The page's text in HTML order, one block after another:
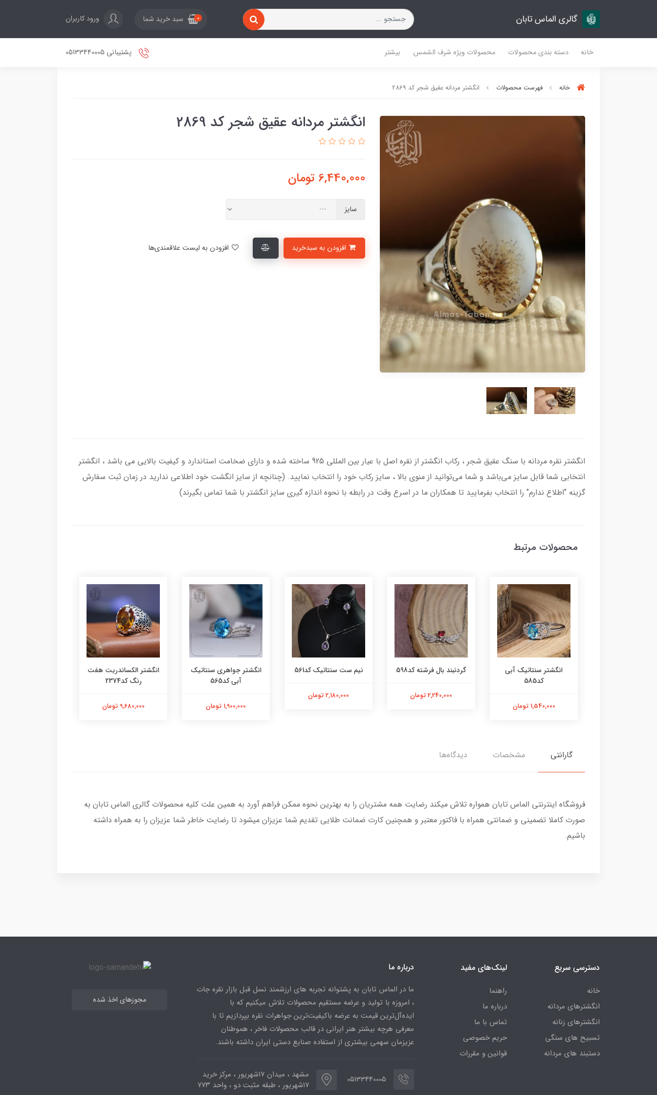
گالری الماس تابان 0 سبد خرید شما ورود کاربران
خانه دسته بندی محصولات محصولات ویژه شرف الشمس بیشتر پشتیبانی 05133440005
خانه فهرست محصولات انگشتر مردانه عقیق شجر کد 2869
انگشتر مردانه عقیق شجر کد 2869
6,440,000 تومان
سایز
انگشتر نقره مردانه با سنگ عقیق شجر ، رکاب انگشتر از نقره اصل با عیار بین المللی 925 ساخته شده و دارای ضخامت استاندارد و کیفیت بالایی می‌ باشد ، انگشتر
انتخابی شما قابل سایز می‌باشد و شما می‌توانید از منوی بالا ، سایز رکاب خود را انتخاب نمایید. (چنانچه از سایز انگشت خود اطلاعی ندارید در زمان ثبت سفارش
گزینه "اطلاع ندارم" را انتخاب بفرمایید تا همکاران ما در اسرع وقت در رابطه با نحوه اندازه گیری سایز انگشتر با شما تماس بگیرند)
محصولات مرتبط
انگشتر سنتاتیک آبی
کد585
1,540,000 تومان
گردنبند بال فرشته کد598
2,240,000 تومان
نیم ست سنتاتیک کد561
2,180,000 تومان
انگشتر جواهری سنتاتیک
آبی کد565
1,900,000 تومان
انگشتر الکساندریت هفت
رنگ کد2374
9,680,000 تومان
گارانتی مشخصات دیدگاه‌ها
فروشگاه اینترنتی الماس تابان همواره تلاش میکند رضایت همه مشتریان را به بهترین نحوه ممکن فراهم آورد به همین علت کلیه محصولات گالری الماس تابان به
صورت کاملا تضمینی و ضمانتی همراه با فاکتور معتبر و همچنین کارت ضمانت طلایی تقدیم شما عزیزان میشود تا رضایت خاطر شما عزیزان را به همراه داشته
باشیم.
دسترسی سریع
خانه
انگشترهای مردانه
انگشترهای زنانه
تسبیح های سنگی
دستبند های مردانه
لینک‌های مفید
راهنما
درباره ما
تماس با ما
حریم خصوصی
قوانین و مقررات
درباره ما
ما در الماس تابان به پشتوانه تجربه های ارزشمند نسل قبل بازار نقره جات
، امروزه با تولید و عرضه مستقیم محصولات تلاش میکنیم که با
ایده‌آل‌ترین قیمت به عرضه باکیفیت‌ترین جواهرات نقره بپردازیم تا با
معرفی هرچه بیشتر هنر ایرانی در قالب محصولات فاخر ، هموطنان
عزیزمان سهمی بیشتری از استفاده صنایع دستی ایران داشته باشند.
05133440005
مشهد ، میدان ۱۷شهریور ، مرکز خرید
۱۷شهریور ، طبقه مثبت دو ، واحد ۷۷۳
مجوزهای اخذ شده